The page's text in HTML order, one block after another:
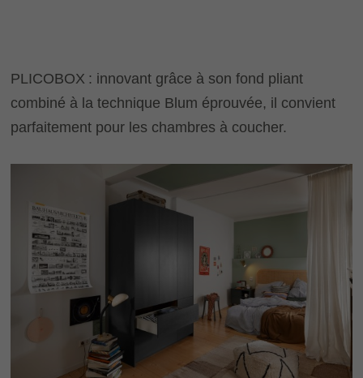
PLICOBOX : innovant grâce à son fond pliant
combiné à la technique Blum éprouvée, il convient
parfaitement pour les chambres à coucher.